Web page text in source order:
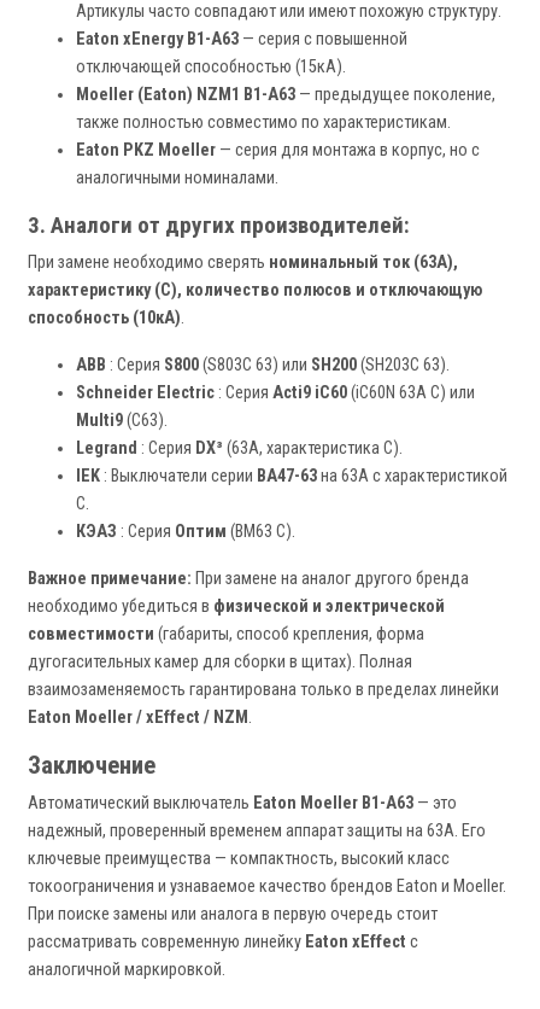
Артикулы часто совпадают или имеют похожую структуру.
Eaton xEnergy B1-A63 — серия с повышенной
отключающей способностью (15кА).
Moeller (Eaton) NZM1 B1-A63 — предыдущее поколение,
также полностью совместимо по характеристикам.
Eaton PKZ Moeller — серия для монтажа в корпус, но с
аналогичными номиналами.
3. Аналоги от других производителей:
При замене необходимо сверять номинальный ток (63А),
характеристику (C), количество полюсов и отключающую
способность (10кА).
ABB : Серия S800(S803C 63) или SH200(SH203C 63).
Schneider Electric : Серия Acti9 iC60(iC60N 63A C) или
Multi9(C63).
Legrand : Серия DX³ (63A, характеристика C).
IEK : Выключатели серии ВА47-63на 63А с характеристикой
C.
КЭАЗ : Серия Оптим (ВМ63 C).
Важное примечание: При замене на аналог другого бренда
необходимо убедиться в физической и электрической
совместимости (габариты, способ крепления, форма
дугогасительных камер для сборки в щитах). Полная
взаимозаменяемость гарантирована только в пределах линейки
Eaton Moeller / xEffect / NZM .
Заключение
Автоматический выключатель Eaton Moeller B1-A63 — это
надежный, проверенный временем аппарат защиты на 63А. Его
ключевые преимущества — компактность, высокий класс
токоограничения и узнаваемое качество брендов Eaton и Moeller.
При поиске замены или аналога в первую очередь стоит
рассматривать современную линейку Eaton xEffect с
аналогичной маркировкой.